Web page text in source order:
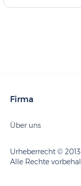
Firma
Über uns
Urheberrecht ©
Alle Rechte